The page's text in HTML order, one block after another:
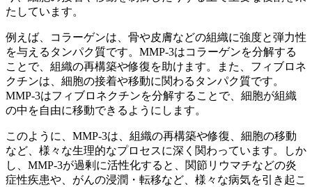
たしています。
例えば、コラーゲンは、骨や皮膚などの組織に強度と弾力性
を与えるタンパク質です。MMP-3はコラーゲンを分解する
ことで、組織の再構築や修復を助けます。また、フィブロネ
クチンは、細胞の接着や移動に関わるタンパク質です。
MMP-3はフィブロネクチンを分解することで、細胞が組織
の中を自由に移動できるようにします。
このように、MMP-3は、組織の再構築や修復、細胞の移動
など、 様々な生理的なプロセスに深く関わっています。しか
し、MMP-3が過剰に活性化すると、関節リウマチなどの炎
症性疾患や、がんの浸潤・転移など、様々な病気を引き起こ